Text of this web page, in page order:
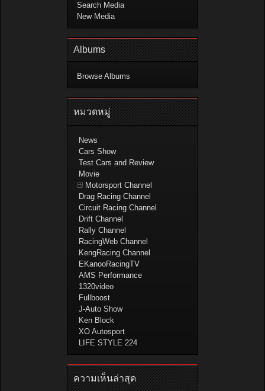
Search Media
New Media
Albums
Browse Albums
หมวดหมู่
News
Cars Show
Test Cars and Review
Movie
Motorsport Channel
Drag Racing Channel
Circuit Racing Channel
Drift Channel
Rally Channel
RacingWeb Channel
KengRacing Channel
EKanooRacingTV
AMS Performance
1320video
Fullboost
J-Auto Show
Ken Block
XO Autosport
LIFE STYLE 224
ความเห็นล่าสุด